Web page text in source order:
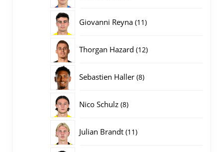
Giovanni Reyna 1111
Thorgan Hazard 1212
Sebastien Haller 88
Nico Schulz 88
Julian Brandt 1111